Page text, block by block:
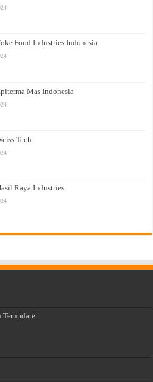
Food Industries Indonesia
Mas Indonesia
Tech
Raya Industries